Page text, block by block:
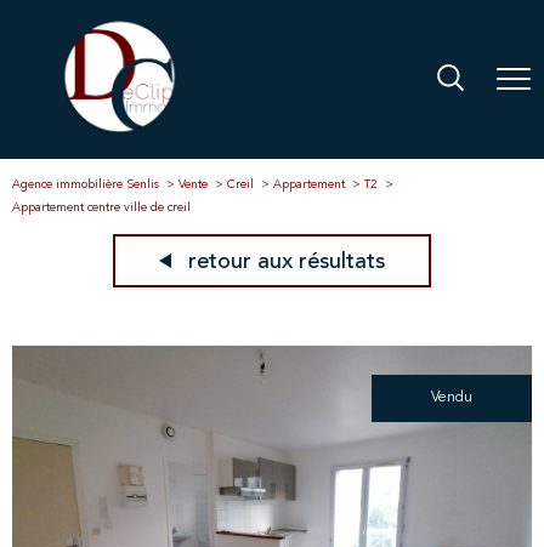
Agence immobilière Senlis Vente Creil Appartement
T2
Appartement centre ville de creil
retour aux résultats
Vendu